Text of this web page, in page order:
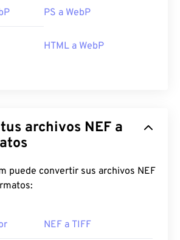
PS a WebP
HTML a WebP
NEF a
convertir sus archivos NEF
NEF a TIFF